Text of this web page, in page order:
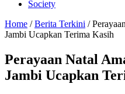
Society
Home / Berita Terkini /
Jambi Ucapkan Terima Kasih
Perayaan Natal
Jambi Ucapkan